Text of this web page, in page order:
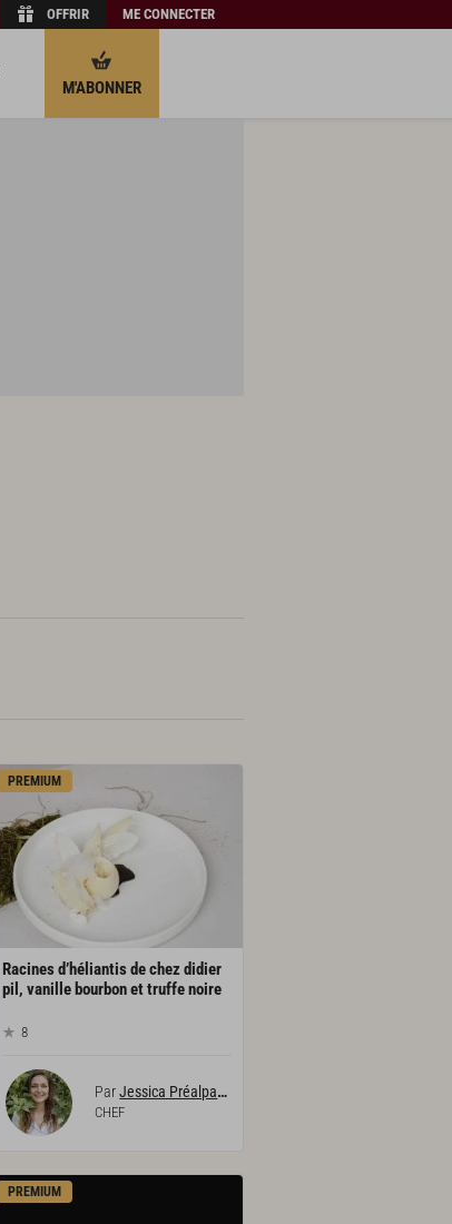
OFFRIR ME CONNECTER
M'ABONNER
PREMIUM
Racines d’héliantis de chez didier
pil, vanille bourbon et truffe noire
8
ParJessica Préalpato
CHEF
PREMIUM